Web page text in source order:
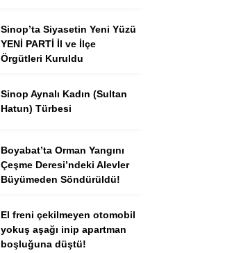
Sinop’ta Siyasetin Yeni Yüzü
YENİ PARTİ İl ve İlçe
Örgütleri Kuruldu
Sinop Aynalı Kadın (Sultan
Hatun) Türbesi
Boyabat’ta Orman Yangını
Çeşme Deresi’ndeki Alevler
Büyümeden Söndürüldü!
El freni çekilmeyen otomobil
yokuş aşağı inip apartman
boşluğuna düştü!